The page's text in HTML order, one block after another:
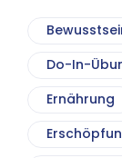
Do-In-
Ernährung